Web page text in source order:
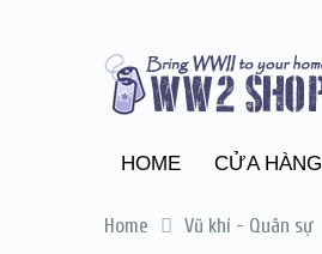
HOME CỬA HÀNG
Home Vũ khí - Quân sự